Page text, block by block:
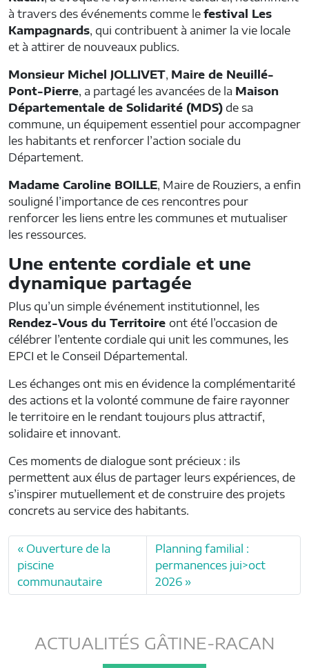
à travers des événements comme le festival Les
Kampagnards, qui contribuent à animer la vie locale
et à attirer de nouveaux publics.
Monsieur Michel JOLLIVET, Maire de Neuillé-
Pont-Pierre, a partagé les avancées de la Maison
Départementale de Solidarité (MDS) de sa
commune, un équipement essentiel pour accompagner
les habitants et renforcer l’action sociale du
Département.
Madame Caroline BOILLE, Maire de Rouziers, a enfin
souligné l’importance de ces rencontres pour
renforcer les liens entre les communes et mutualiser
les ressources.
Une entente cordiale et une
dynamique partagée
Plus qu’un simple événement institutionnel, les
Rendez-Vous du Territoire ont été l’occasion de
célébrer l’entente cordiale qui unit les communes, les
EPCI et le Conseil Départemental.
Les échanges ont mis en évidence la complémentarité
des actions et la volonté commune de faire rayonner
le territoire en le rendant toujours plus attractif,
solidaire et innovant.
Ces moments de dialogue sont précieux : ils
permettent aux élus de partager leurs expériences, de
s’inspirer mutuellement et de construire des projets
concrets au service des habitants.
Ouverture de la
piscine
communautaire
Planning familial :
permanences jui>oct
2026
ACTUALITÉS GÂTINE-RACAN